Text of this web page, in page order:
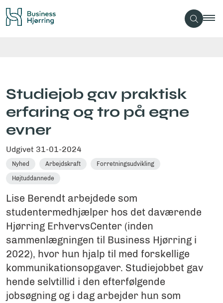
Studiejob gav praktisk
erfaring og tro på egne
evner
Udgivet 31-01-2024
Nyhed Arbejdskraft Forretningsudvikling
Højtuddannede
Lise Berendt arbejdede som
studentermedhjælper hos det daværende
Hjørring ErhvervsCenter (inden
sammenlægningen til Business Hjørring i
2022), hvor hun hjalp til med forskellige
kommunikationsopgaver. Studiejobbet gav
hende selvtillid i den efterfølgende
jobsøgning og i dag arbejder hun som